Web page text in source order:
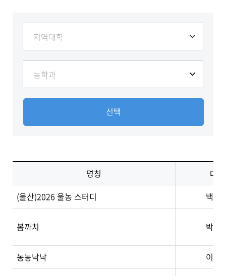
등록하시겠습니까?
선택
명칭
대표
(울산)2026 울농 스터디
백낙
봄까치 박준
농농낙낙 이경